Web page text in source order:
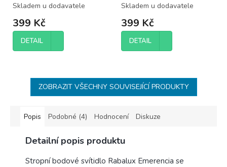
Skladem u dodavatele
399 Kč
DETAIL
Skladem u dodavatele
399 Kč
DETAIL
ZOBRAZIT VŠECHNY SOUVISEJÍCÍ PRODUKTY
Popis Podobné (4) Hodnocení Diskuze
Detailní popis produktu
Stropní bodové svítidlo Rabalux Emerencia se